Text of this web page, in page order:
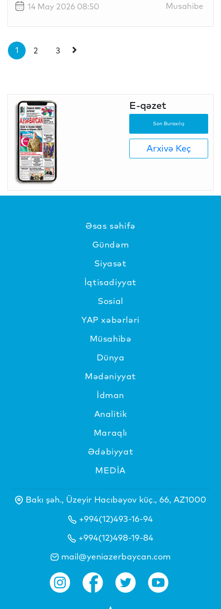
14 May 2026 08:50 Musahibe
1 2 3
E-qəzet
Son Buraxılış
Arxivə Keç
Əsas səhifə
Gündəm
Siyasət
İqtisadiyyat
Sosial
YAP xəbərləri
Müsahibə
Dünya
Mədəniyyat
İdman
Analitik
Maraqlı
Ədəbiyyat
MEDİA
Bakı şəh., Üzeyir Hacıbəyov küç., 66, AZ1000
+994(12)493-16-94
+994(12)498-19-84
mail@yeniazerbaycan.com